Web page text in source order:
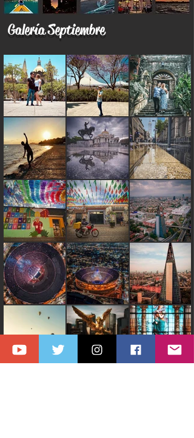
Galería Septiembre